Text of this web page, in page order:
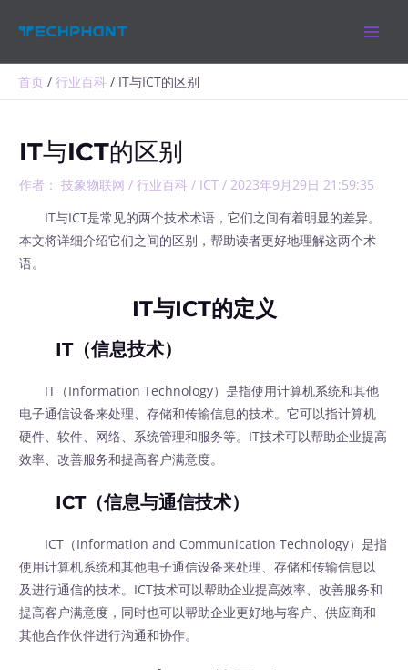
首页 行业百科 IT与ICT的区别
IT与ICT的区别
作者： 技象物联网/行业百科 / ICT /2023年9月29日 21:59:35
IT与ICT是常见的两个技术术语，它们之间有着明显的差异。
本文将详细介绍它们之间的区别，帮助读者更好地理解这两个术
语。
IT与ICT的定义
IT（信息技术）
IT（Information Technology）是指使用计算机系统和其他
电子通信设备来处理、存储和传输信息的技术。它可以指计算机
硬件、软件、网络、系统管理和服务等。IT技术可以帮助企业提高
效率、改善服务和提高客户满意度。
ICT（信息与通信技术）
ICT（Information and Communication Technology）是指
使用计算机系统和其他电子通信设备来处理、存储和传输信息以
及进行通信的技术。ICT技术可以帮助企业提高效率、改善服务和
提高客户满意度，同时也可以帮助企业更好地与客户、供应商和
其他合作伙伴进行沟通和协作。